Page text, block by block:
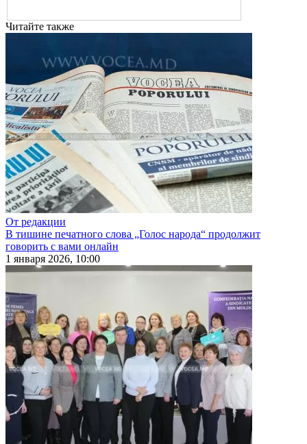
Читайте также
От редакции
В тишине печатного слова „Голос народа“ продолжит
говорить с вами онлайн
1 января 2026, 10:00